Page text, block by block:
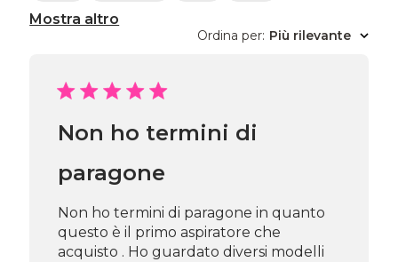
Mostra altro
Ordina per: Più rilevante
Non ho termini di
paragone
Non ho termini di paragone in quanto
questo è il primo aspiratore che
acquisto . Ho guardato diversi modelli